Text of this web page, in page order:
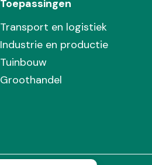
Toepassingen
Transport en logistiek
Industrie en productie
Tuinbouw
Groothandel